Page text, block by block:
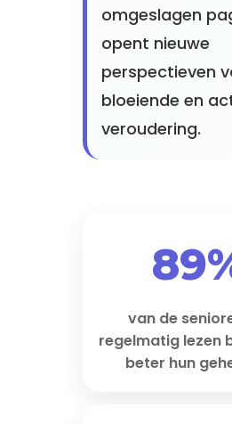
omgeslagen
opent nieuwe
perspectieven
bloeiende en
veroudering.
van de
regelmatig lezen
beter hun